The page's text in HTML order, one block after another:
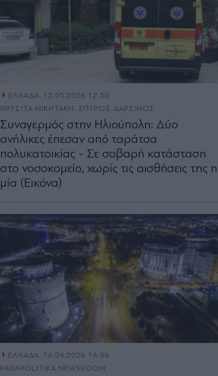
ΕΛΛΑΔΑ 12.05.2026 12:50
ΧΡΥΣΙΤΑ ΝΙΚΗΤΑΚΗ, ΣΠΥΡΟΣ ΔΑΡΣΙΝΟΣ
Συναγερμός στην Ηλιούπολη: Δύο
ανήλικες έπεσαν από ταράτσα
πολυκατοικίας - Σε σοβαρή κατάσταση
στο νοσοκομείο, χωρίς τις αισθήσεις της η
μία (Εικόνα)
ΕΛΛΑΔΑ 16.04.2026 14:06
PARAPOLITIKA NEWSROOM